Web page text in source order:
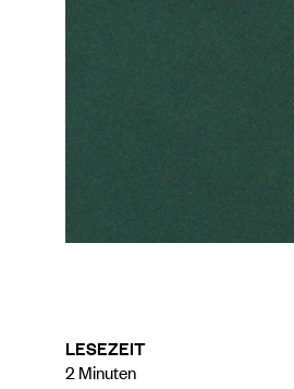
LESEZEIT
2 Minuten